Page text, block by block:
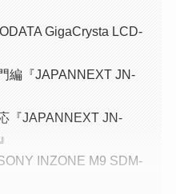
GigaCrysta LCD-
編『JAPANNEXT JN-
『JAPANNEXT JN-
INZONE M9 SDM-